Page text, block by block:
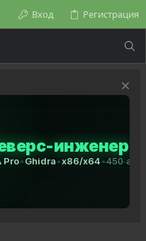
Вход Регистрация